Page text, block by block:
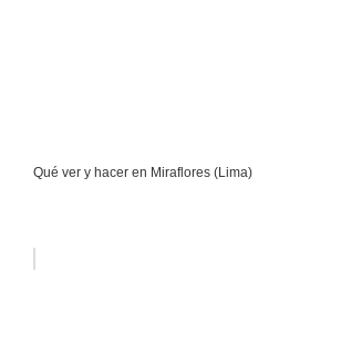
Qué ver y hacer en Miraflores (Lima)